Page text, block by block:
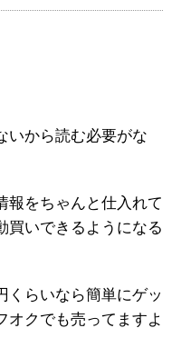
から読む必要がな
報をちゃんと仕入れて
買いできるようになる
くらいなら簡単にゲッ
オクでも売ってますよ